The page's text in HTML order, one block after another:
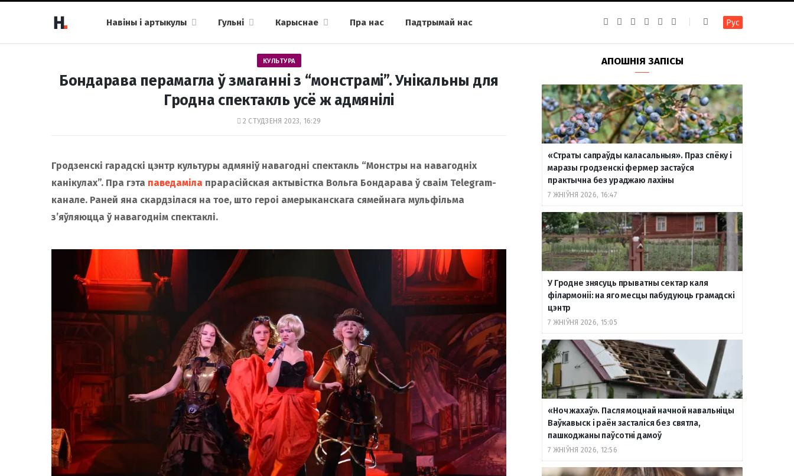
Навіны і артыкулы Гульні Карыснае Пра нас Падтрымай нас
b
o
k
a
g
a
m
g
r
a
m
u
b
т
а
т
е
Рус
КУЛЬТУРА
Бондарава перамагла ў змаганні з “монстрамі”. Унікальны для
Гродна спектакль усё ж адмянілі
2 СТУДЗЕНЯ 2023, 16:29
Гродзенскі гарадскі цэнтр культуры адмяніў навагодні спектакль “Монстры на навагодніх
канікулах”. Пра гэта паведаміла прарасійская актывістка Вольга Бондарава ў сваім Telegram-
канале. Раней яна скардзілася на тое, што героі амерыканскага сямейнага мульфільма
з’яўляюцца ў навагоднім спектаклі.
АПОШНІЯ ЗАПІСЫ
«Страты сапраўды каласальныя». Праз спёку і
маразы гродзенскі фермер застаўся
практычна без ураджаю лахіны
7 ЖНІЎНЯ 2026, 16:47
У Гродне знясуць прыватны сектар каля
філармоніі: на яго месцы пабудуюць грамадскі
цэнтр
7 ЖНІЎНЯ 2026, 15:05
«Ноч жахаў». Пасля моцнай начной навальніцы
Ваўкавыск і раён засталіся без святла,
пашкоджаны паўсотні дамоў
7 ЖНІЎНЯ 2026, 12:56